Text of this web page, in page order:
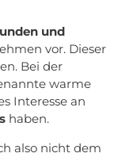
und
vor. Dieser
Bei der
warme
Interesse an
haben.
also nicht dem